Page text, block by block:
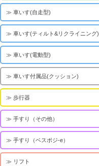
車いす(自走型)
車いす(ティルト&リクライニング)
車いす(電動型)
車いす付属品(クッション)
歩行器
手すり（その他）
手すり（ベスポジ-e）
リフト